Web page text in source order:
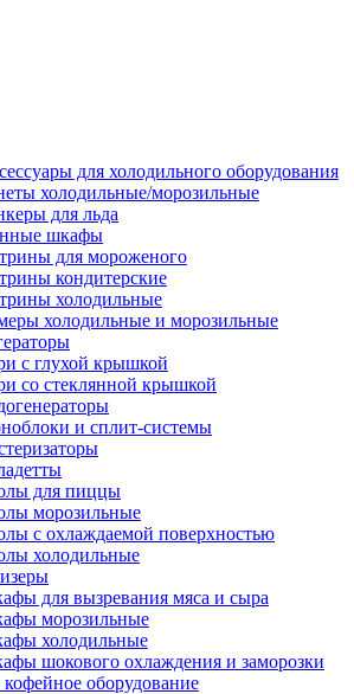
для холодильного оборудования
холодильные/морозильные
для льда
шкафы
для мороженого
кондитерские
холодильные
холодильные и морозильные
с глухой крышкой
со стеклянной крышкой
и сплит-системы
для пиццы
морозильные
с охлаждаемой поверхностью
холодильные
для вызревания мяса и сыра
морозильные
холодильные
шокового охлаждения и заморозки
оборудование